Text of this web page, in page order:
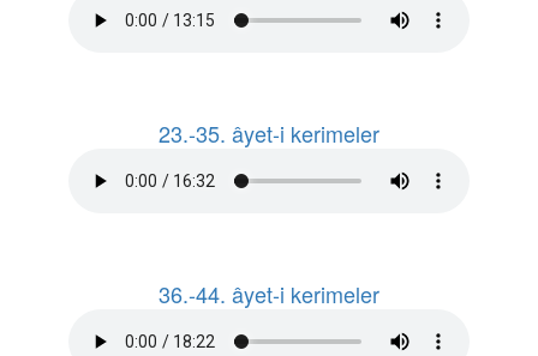
23.-35. âyet-i kerimeler
36.-44. âyet-i kerimeler